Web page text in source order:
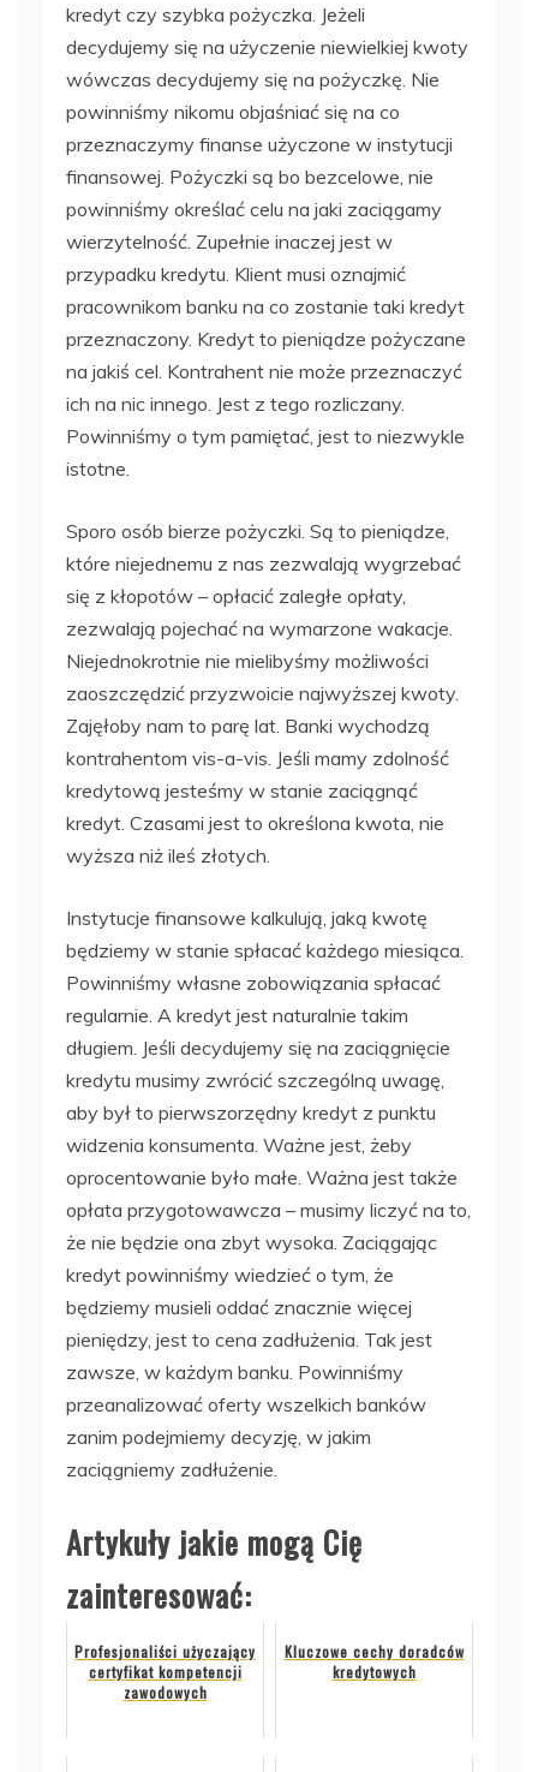
kredyt czy szybka pożyczka. Jeżeli
decydujemy się na użyczenie niewielkiej kwoty
wówczas decydujemy się na pożyczkę. Nie
powinniśmy nikomu objaśniać się na co
przeznaczymy finanse użyczone w instytucji
finansowej. Pożyczki są bo bezcelowe, nie
powinniśmy określać celu na jaki zaciągamy
wierzytelność. Zupełnie inaczej jest w
przypadku kredytu. Klient musi oznajmić
pracownikom banku na co zostanie taki kredyt
przeznaczony. Kredyt to pieniądze pożyczane
na jakiś cel. Kontrahent nie może przeznaczyć
ich na nic innego. Jest z tego rozliczany.
Powinniśmy o tym pamiętać, jest to niezwykle
istotne.
Sporo osób bierze pożyczki. Są to pieniądze,
które niejednemu z nas zezwalają wygrzebać
się z kłopotów – opłacić zaległe opłaty,
zezwalają pojechać na wymarzone wakacje.
Niejednokrotnie nie mielibyśmy możliwości
zaoszczędzić przyzwoicie najwyższej kwoty.
Zajęłoby nam to parę lat. Banki wychodzą
kontrahentom vis-a-vis. Jeśli mamy zdolność
kredytową jesteśmy w stanie zaciągnąć
kredyt. Czasami jest to określona kwota, nie
wyższa niż ileś złotych.
Instytucje finansowe kalkulują, jaką kwotę
będziemy w stanie spłacać każdego miesiąca.
Powinniśmy własne zobowiązania spłacać
regularnie. A kredyt jest naturalnie takim
długiem. Jeśli decydujemy się na zaciągnięcie
kredytu musimy zwrócić szczególną uwagę,
aby był to pierwszorzędny kredyt z punktu
widzenia konsumenta. Ważne jest, żeby
oprocentowanie było małe. Ważna jest także
opłata przygotowawcza – musimy liczyć na to,
że nie będzie ona zbyt wysoka. Zaciągając
kredyt powinniśmy wiedzieć o tym, że
będziemy musieli oddać znacznie więcej
pieniędzy, jest to cena zadłużenia. Tak jest
zawsze, w każdym banku. Powinniśmy
przeanalizować oferty wszelkich banków
zanim podejmiemy decyzję, w jakim
zaciągniemy zadłużenie.
Artykuły jakie mogą Cię
zainteresować:
Profesjonaliści użyczający
certyfikat kompetencji
zawodowych
Kluczowe cechy doradców
kredytowych